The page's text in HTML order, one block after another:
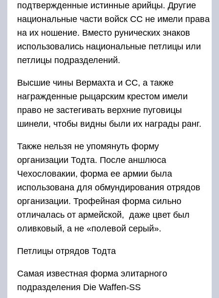
подтвержденные истинные арийцы. Другие
национальные части войск СС не имели права
на их ношение. Вместо рунических знаков
использовались национальные петлицы или
петлицы подразделений.
Высшие чины Вермахта и СС, а также
награжденные рыцарским крестом имели
право не застегивать верхние пуговицы
шинели, чтобы видны были их награды ранг.
Также нельзя не упомянуть форму
организации Тодта. После аншлюса
Чехословакии, форма ее армии была
использована для обмундирования отрядов
организации. Трофейная форма сильно
отличалась от армейской, даже цвет был
оливковый, а не «полевой серый».
Петлицы отрядов Тодта
Самая известная форма элитарного
подразделения Die Waffen-SS